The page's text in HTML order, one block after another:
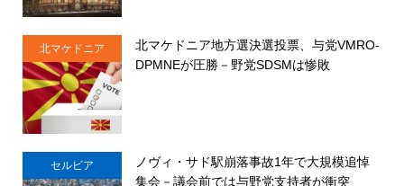
北マケドニア
北マケドニア地方選決選投票、与党VMRO-
DPMNEが圧勝－野党SDSMは惨敗
セルビア
ノヴィ・サド駅崩落事故1年で大規模追悼
集会－議会前では与野党支持者が衝突